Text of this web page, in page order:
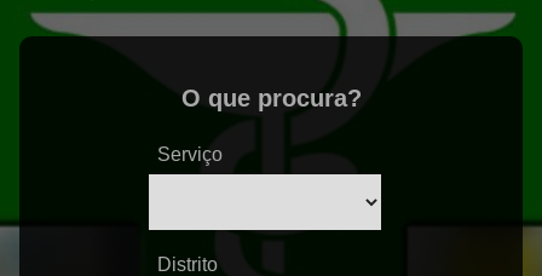
O que procura?
Serviço
Distrito